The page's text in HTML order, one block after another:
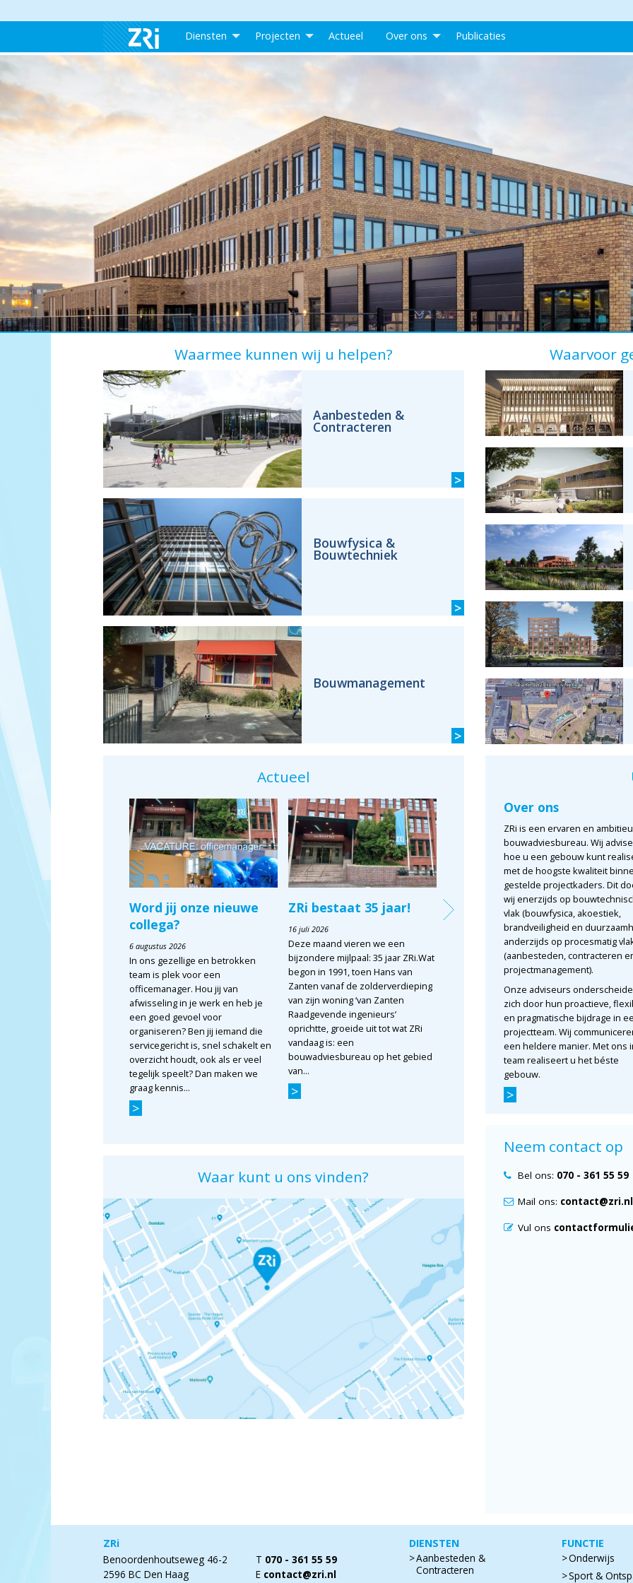
Diensten
Projecten Actueel Over ons Publicaties
Waarmee kunnen wij u helpen?
Aanbesteden &
Contracteren
>
Bouwfysica &
Bouwtechniek
>
Bouwmanagement
>
Waarvoor
Actueel
Word jij onze nieuwe
collega?
6 augustus 2026
In ons gezellige en betrokken
team is plek voor een
officemanager. Hou jij van
afwisseling in je werk en heb je
een goed gevoel voor
organiseren? Ben jij iemand die
servicegericht is, snel schakelt en
overzicht houdt, ook als er veel
tegelijk speelt? Dan maken we
graag kennis...
>
ZRi bestaat 35 jaar!
16 juli 2026
Deze maand vieren we een
bijzondere mijlpaal: 35 jaar ZRi.Wat
begon in 1991, toen Hans van
Zanten vanaf de zolderverdieping
van zijn woning ‘van Zanten
Raadgevende ingenieurs’
oprichtte, groeide uit tot wat ZRi
vandaag is: een
bouwadviesbureau op het gebied
van...
>
BinckPARK:
contractmanagement
in de praktijk
Een succesvolle aanbesteding
stopt niet bij de gunning. Juist
daarna begint het: zorgen dat
afspraken worden nagekomen,
risico’s tijdig in beeld zijn en
ambities uit de aanbieding
daadwerkelijk worden
waargemaakt. Met
contractmanagement ondersteunt
ZRi opdrachtgevers om...
26 juni
Op
de
door
Waar kunt u ons vinden?
Over ons
ZRi is een ervaren en
bouwadviesbureau. Wij
hoe u een gebouw kunt
met de hoogste kwaliteit
gestelde projectkaders. Dit
wij enerzijds op
vlak (bouwfysica, akoestiek,
brandveiligheid en
anderzijds op procesmatig
(aanbesteden, contracteren
projectmanagement).
Onze adviseurs
zich door hun proactieve,
en pragmatische bijdrage in
projectteam. Wij
een heldere manier. Met ons
team realiseert u het béste
gebouw.
>
Neem contact op
Bel ons: 070 - 361 55 59
Mail ons: contact@zri.nl
Vul ons
ZRi
Benoordenhoutseweg 46-2
2596 BC Den Haag
T 070 - 361 55 59
E contact@zri.nl
DIENSTEN
Aanbesteden &
Contracteren
FUNCTIE
Onderwijs
Sport &